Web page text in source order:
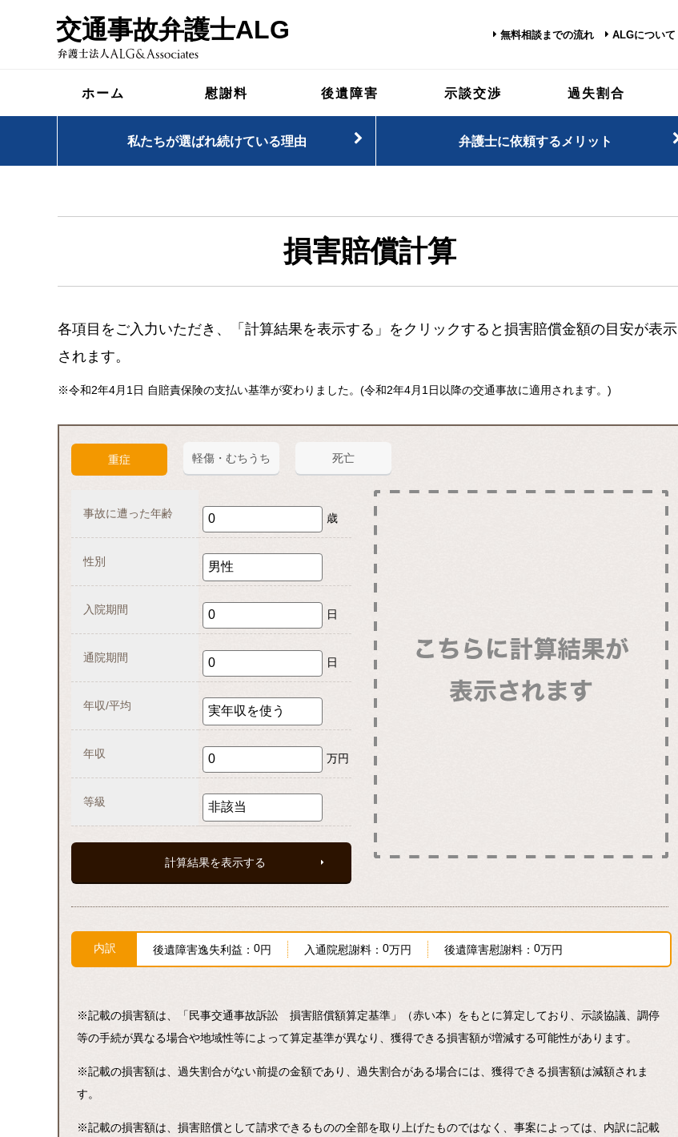
交通事故弁護士ALG 無料相談までの流れ ALGについて
ホーム 慰謝料 後遺障害 示談交渉 過失割合
私たちが選ばれ続けている理由 弁護士に依頼するメリット
損害賠償計算
各項目をご入力いただき、「計算結果を表示する」をクリックすると損害賠償金額の目安が表示
されます。
※令和2年4月1日 自賠責保険の支払い基準が変わりました。(令和2年4月1日以降の交通事故に適用されます。)
重症 軽傷・ むちうち 死亡
事故に遭った年齢 歳
性別
入院期間 日
日
年収/平均
年収 万円
等級
内訳 後遺障害逸失利益： 0円 入通院慰謝料： 0万円 後遺障害慰謝料： 0万円
※記載の損害額は、「民事交通事故訴訟 損害賠償額算定基準」（赤い本）をもとに算定しており、示談協議、調停
等の手続が異なる場合や地域性等によって算定基準が異なり、獲得できる損害額が増減する可能性があります。
※記載の損害額は、過失割合がない前提の金額であり、過失割合がある場合には、獲得できる損害額は減額されま
す。
※記載の損害額は、損害賠償として請求できるものの全部を取り上げたものではなく、事案によっては、内訳に記載